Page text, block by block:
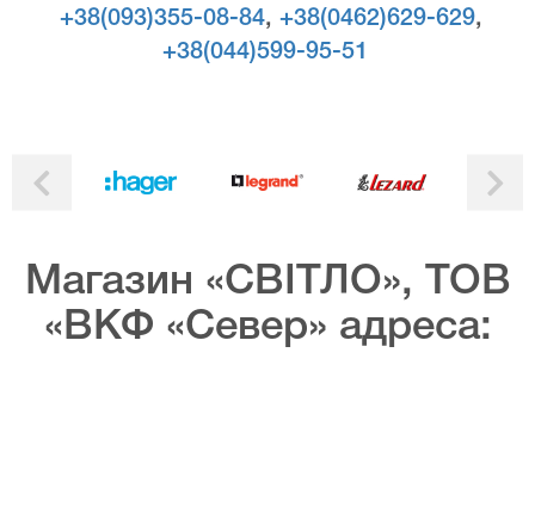
+38(093)355-08-84, +38(0462)629-629,
+38(044)599-95-51
Магазин «СВІТЛО», ТОВ
«ВКФ «Север» адреса: